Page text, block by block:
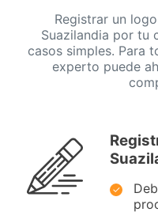
Registrar un
Suazilandia por tu
casos simples. Para
experto puede